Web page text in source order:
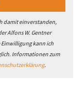
damit einverstanden,
Alfons W. Gentner
Einwilligung kann ich
Informationen zum
.